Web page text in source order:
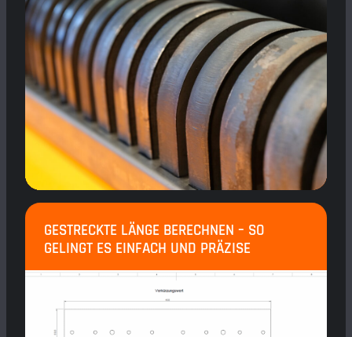
GESTRECKTE LÄNGE BERECHNEN – SO
GELINGT ES EINFACH UND PRÄZISE